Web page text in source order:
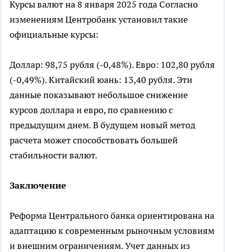
Курсы валют на 8 января 2025 года Согласно
изменениям Центробанк установил такие
официальные курсы:
Доллар: 98,75 рубля (-0,48%). Евро: 102,80 рубля
(-0,49%). Китайский юань: 13,40 рубля. Эти
данные показывают небольшое снижение
курсов доллара и евро, по сравнению с
предыдущим днем. В будущем новый метод
расчета может способствовать большей
стабильности валют.
Заключение
Реформа Центрального банка ориентирована на
адаптацию к современным рыночным условиям
и внешним ограничениям. Учет данных из